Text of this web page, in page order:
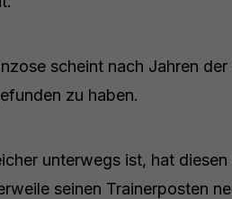
scheint nach Jahren
zu haben.
unterwegs ist, hat
seinen Trainerposten